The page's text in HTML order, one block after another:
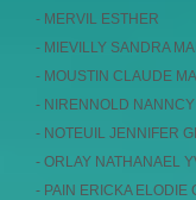
- MERVIL ESTHER
- MIEVILLY SANDRA
- MOUSTIN CLAUDE
- NIRENNOLD
- NOTEUIL JENNIFER
- ORLAY NATHANAEL
- PAIN ERICKA ELODIE